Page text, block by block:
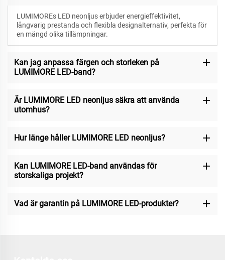
LUMIMOREs LED neonljus erbjuder energieffektivitet,
långvarig prestanda och flexibla designalternativ, perfekta för
en mängd olika tillämpningar.
Kan jag anpassa färgen och storleken på
LUMIMORE LED-band?
Är LUMIMORE LED neonljus säkra att använda
utomhus?
Hur länge håller LUMIMORE LED neonljus?
Kan LUMIMORE LED-band användas för
storskaliga projekt?
Vad är garantin på LUMIMORE LED-produkter?